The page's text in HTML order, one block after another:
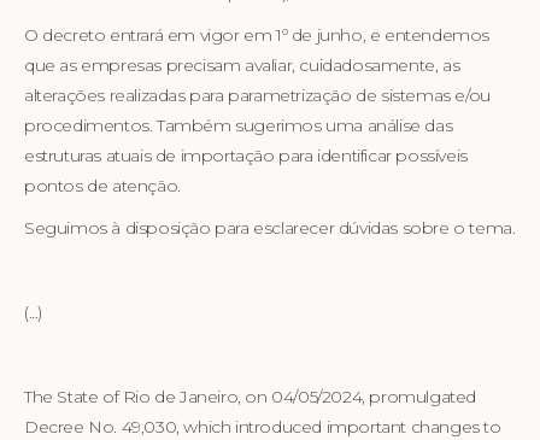
O decreto entrará em vigor em 1º de junho, e entendemos
que as empresas precisam avaliar, cuidadosamente, as
alterações realizadas para parametrização de sistemas e/ou
procedimentos. Também sugerimos uma análise das
estruturas atuais de importação para identificar possíveis
pontos de atenção.
Seguimos à disposição para esclarecer dúvidas sobre o tema.
(...)
The State of Rio de Janeiro, on 04/05/2024, promulgated
Decree No. 49,030, which introduced important changes to